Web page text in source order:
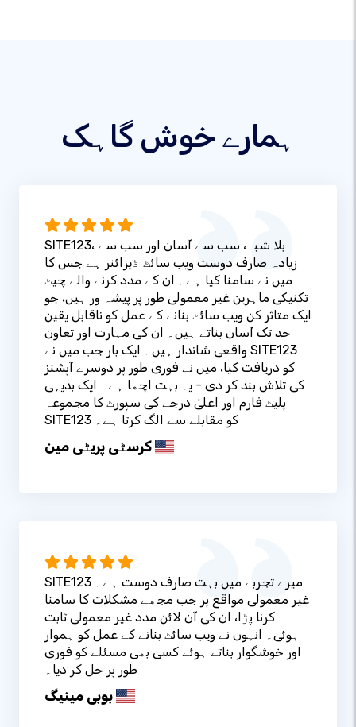
ہمارے خوش گاہک
SITE123، بلا شبہ، سب سے آسان اور سب سے
زیادہ صارف دوست ویب سائٹ ڈیزائنر ہے جس کا
میں نے سامنا کیا ہے۔ ان کے مدد کرنے والے چیٹ
تکنیکی ماہرین غیر معمولی طور پر پیشہ ور ہیں، جو
ایک متاثر کن ویب سائٹ بنانے کے عمل کو ناقابل یقین
حد تک آسان بناتے ہیں۔ ان کی مہارت اور تعاون
واقعی شاندار ہیں۔ ایک بار جب میں نے SITE123
کو دریافت کیا، میں نے فوری طور پر دوسرے آپشنز
کی تلاش بند کر دی - یہ بہت اچھا ہے۔ ایک بدیہی
پلیٹ فارم اور اعلیٰ درجے کی سپورٹ کا مجموعہ
SITE123 کو مقابلے سے الگ کرتا ہے۔
کرسٹی پریٹی مین
SITE123 میرے تجربے میں بہت صارف دوست ہے۔
غیر معمولی مواقع پر جب مجھے مشکلات کا سامنا
کرنا پڑا، ان کی آن لائن مدد غیر معمولی ثابت
ہوئی۔ انہوں نے ویب سائٹ بنانے کے عمل کو ہموار
اور خوشگوار بناتے ہوئے کسی بھی مسئلے کو فوری
طور پر حل کر دیا۔
بوبی مینیگ